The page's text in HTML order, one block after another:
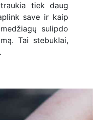
tiek daug
save ir kaip
sulipdo
Tai stebuklai,